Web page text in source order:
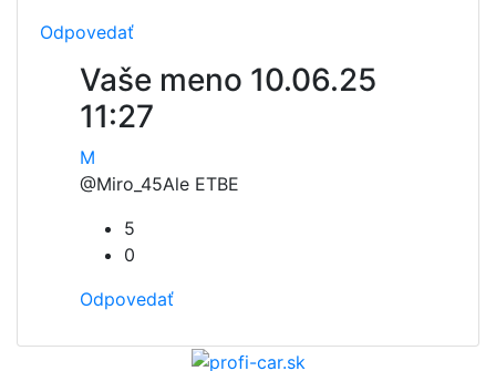
Odpovedať
Vaše meno 10.06.25
11:27
M
@Miro_45Ale ETBE
5
0
Odpovedať